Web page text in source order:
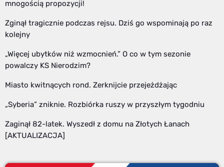
mnogością propozycji!
Zginął tragicznie podczas rejsu. Dziś go wspominają po raz
kolejny
„Więcej ubytków niż wzmocnień.” O co w tym sezonie
powalczy KS Nierodzim?
Miasto kwitnących rond. Zerknijcie przejeżdżając
„Syberia” zniknie. Rozbiórka ruszy w przyszłym tygodniu
Zaginął 82-latek. Wyszedł z domu na Złotych Łanach
[AKTUALIZACJA]